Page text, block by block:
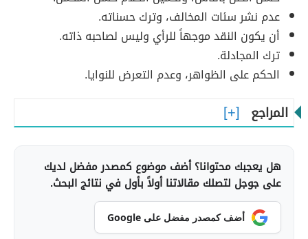
عدم نشر سئات المخالف، وترك حسناته.
أن يكون النقد موجهاً للرأي وليس لصاحبه ذاته.
ترك المجادلة.
الحكم على الظواهر، وعدم التعرض للنوايا.
المراجع
هل يعجبك محتوانا؟ أضف موضوع كمصدر مفضل لديك
على جوجل لتصلك مقالاتنا أولاً بأول في نتائج البحث.
أضف كمصدر مفضل على Google